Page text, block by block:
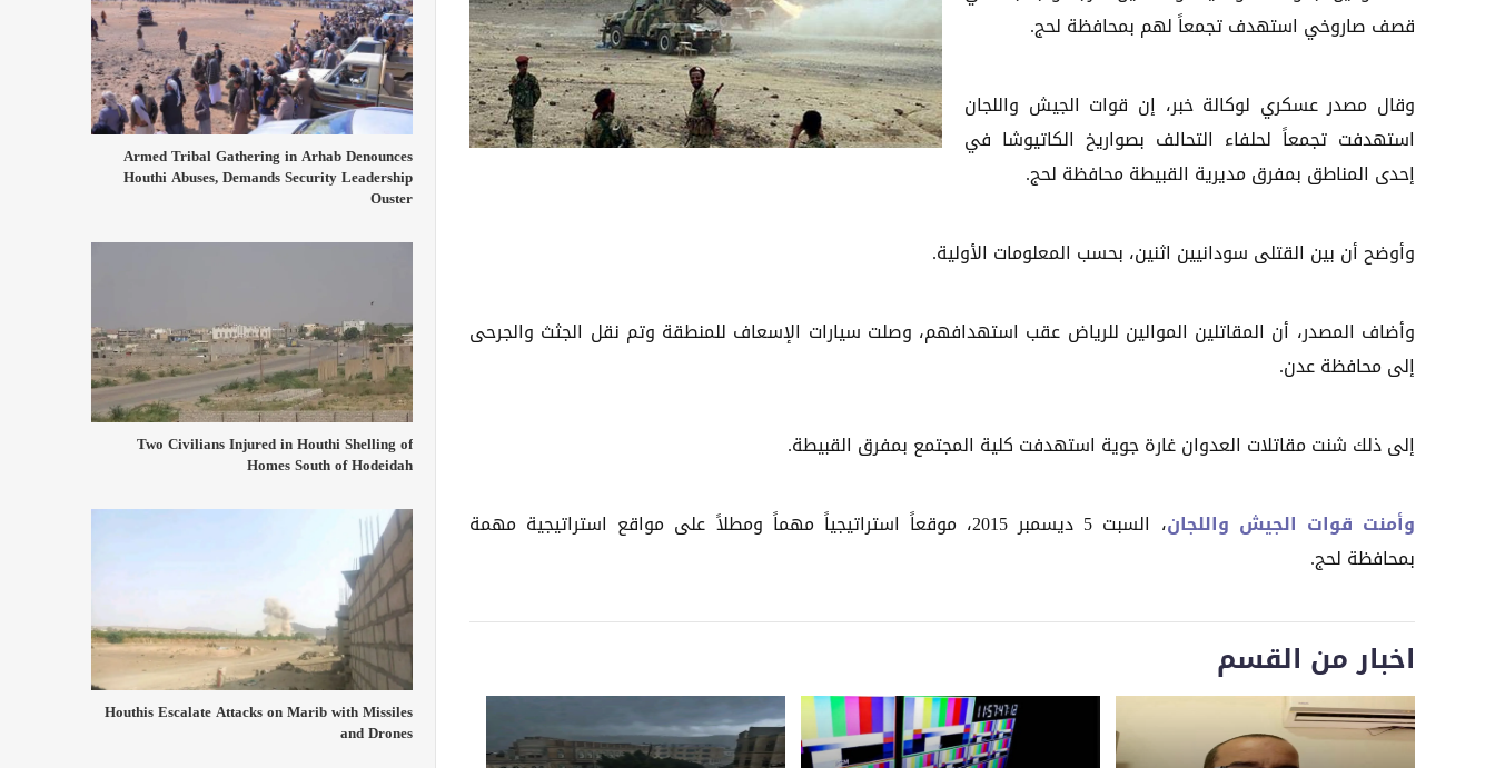
قصف صاروخي استهدف تجمعاً لهم بمحافظة لحج.
وقال مصدر عسكري لوكالة خبر، إن قوات الجيش واللجان
استهدفت تجمعاً لحلفاء التحالف بصواريخ الكاتيوشا في
إحدى المناطق بمفرق مديرية القبيطة محافظة لحج.
وأوضح أن بين القتلى سودانيين اثنين، بحسب المعلومات الأولية.
وأضاف المصدر، أن المقاتلين الموالين للرياض عقب استهدافهم، وصلت سيارات الإسعاف للمنطقة وتم نقل الجثث والجرحى
إلى محافظة عدن.
إلى ذلك شنت مقاتلات العدوان غارة جوية استهدفت كلية المجتمع بمفرق القبيطة.
وأمنت قوات الجيش واللجان
، السبت 5 ديسمبر 2015، موقعاً استراتيجياً مهماً ومطلاً على مواقع استراتيجية مهمة
بمحافظة لحج.
اخبار من القسم
Armed Tribal Gathering in Arhab Denounces
Houthi Abuses, Demands Security Leadership
Ouster
Two Civilians Injured in Houthi Shelling of
Homes South of Hodeidah
Houthis Escalate Attacks on Marib with Missiles
and Drones